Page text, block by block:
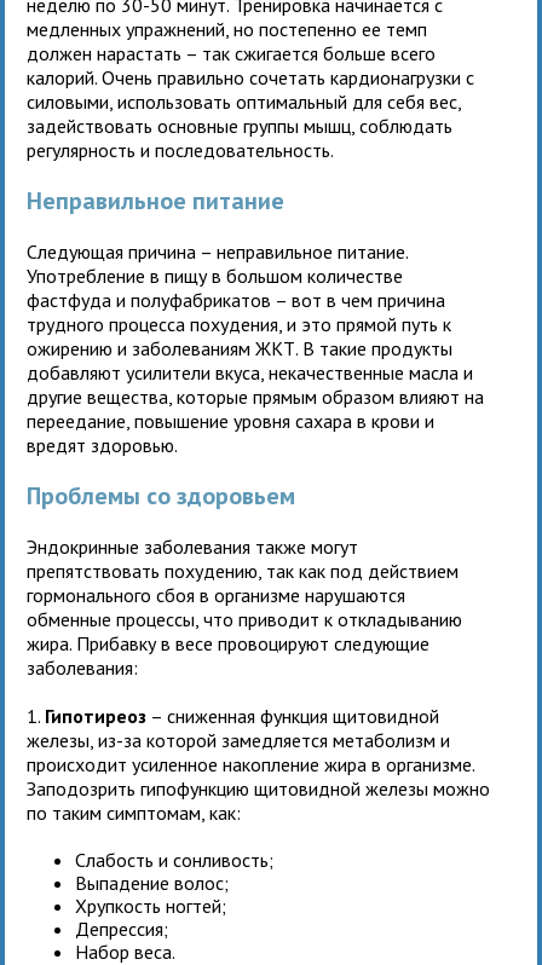
медленных упражнений, но постепенно ее темп
должен нарастать – так сжигается больше всего
калорий. Очень правильно сочетать кардионагрузки с
силовыми, использовать оптимальный для себя вес,
задействовать основные группы мышц, соблюдать
регулярность и последовательность.
Неправильное питание
Следующая причина – неправильное питание.
Употребление в пищу в большом количестве
фастфуда и полуфабрикатов – вот в чем причина
трудного процесса похудения, и это прямой путь к
ожирению и заболеваниям ЖКТ. В такие продукты
добавляют усилители вкуса, некачественные масла и
другие вещества, которые прямым образом влияют на
переедание, повышение уровня сахара в крови и
вредят здоровью.
Проблемы со здоровьем
Эндокринные заболевания также могут
препятствовать похудению, так как под действием
гормонального сбоя в организме нарушаются
обменные процессы, что приводит к откладыванию
жира. Прибавку в весе провоцируют следующие
заболевания:
1. Гипотиреоз – сниженная функция щитовидной
железы, из-за которой замедляется метаболизм и
происходит усиленное накопление жира в организме.
Заподозрить гипофункцию щитовидной железы можно
по таким симптомам, как:
Слабость и сонливость;
Выпадение волос;
Хрупкость ногтей;
Депрессия;
Набор веса.